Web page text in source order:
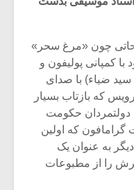
صفحاتی چون «مرغ سحر»
کمپانی پولیفون و
ضیاء) با صدای
که بازتاب بسیار
دولتمردان حکومت
که اولین
به عنوان یک
را از مطبوعات